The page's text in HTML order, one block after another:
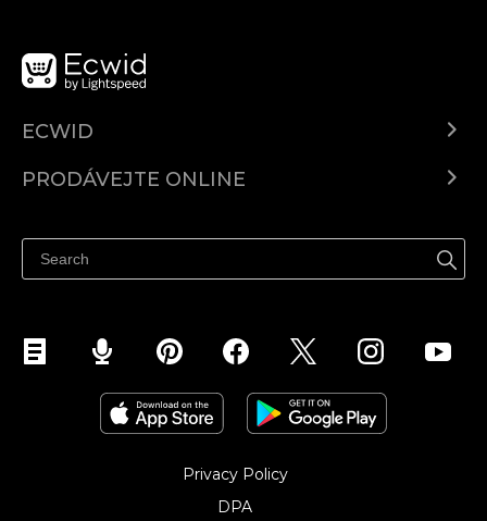
ECWID
Ceny
PRODÁVEJTE ONLINE
Prodávejte na Facebooku
Prodávejte na Instagramu
Privacy Policy
DPA